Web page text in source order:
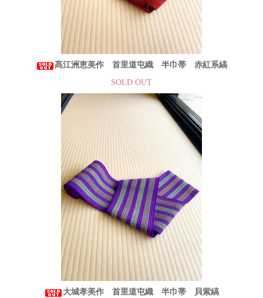
髙江洲恵美作 首里道屯織 半巾帯 赤紅系縞
SOLD OUT
大城孝美作 首里道屯織 半巾帯 貝紫縞